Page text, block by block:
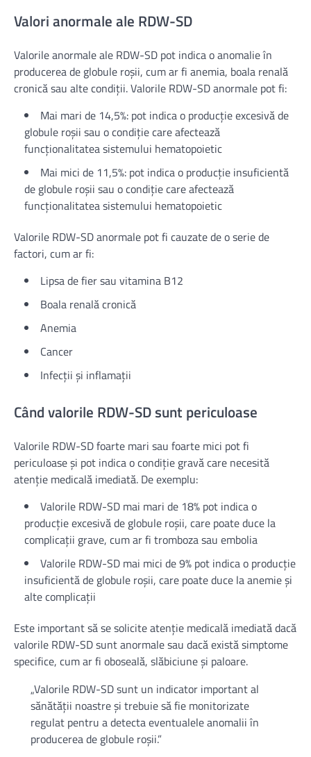
Valori anormale ale RDW-SD
Valorile anormale ale RDW-SD pot indica o anomalie în
producerea de globule roșii, cum ar fi anemia, boala renală
cronică sau alte condiții. Valorile RDW-SD anormale pot fi:
Mai mari de 14,5%: pot indica o producție excesivă de
globule roșii sau o condiție care afectează
funcționalitatea sistemului hematopoietic
Mai mici de 11,5%: pot indica o producție insuficientă
de globule roșii sau o condiție care afectează
funcționalitatea sistemului hematopoietic
Valorile RDW-SD anormale pot fi cauzate de o serie de
factori, cum ar fi:
Lipsa de fier sau vitamina B12
Boala renală cronică
Anemia
Cancer
Infecții și inflamații
Când valorile RDW-SD sunt periculoase
Valorile RDW-SD foarte mari sau foarte mici pot fi
periculoase și pot indica o condiție gravă care necesită
atenție medicală imediată. De exemplu:
Valorile RDW-SD mai mari de 18% pot indica o
producție excesivă de globule roșii, care poate duce la
complicații grave, cum ar fi tromboza sau embolia
Valorile RDW-SD mai mici de 9% pot indica o producție
insuficientă de globule roșii, care poate duce la anemie și
alte complicații
Este important să se solicite atenție medicală imediată dacă
valorile RDW-SD sunt anormale sau dacă există simptome
specifice, cum ar fi oboseală, slăbiciune și paloare.
„Valorile RDW-SD sunt un indicator important al
sănătății noastre și trebuie să fie monitorizate
regulat pentru a detecta eventualele anomalii în
producerea de globule roșii.”